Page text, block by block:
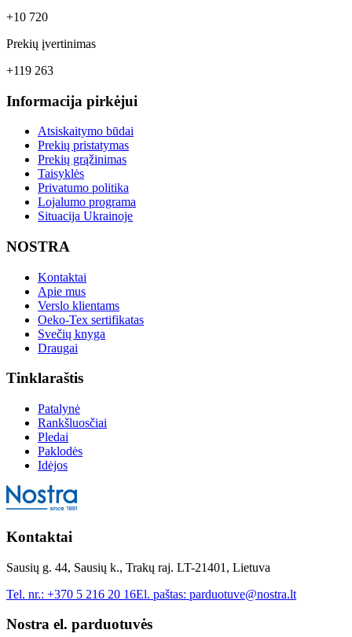
+10 720
Prekių įvertinimas
+119 263
Informacija pirkėjui
Atsiskaitymo būdai
Prekių pristatymas
Prekių grąžinimas
Taisyklės
Privatumo politika
Lojalumo programa
Situacija Ukrainoje
NOSTRA
Kontaktai
Apie mus
Verslo klientams
Oeko-Tex sertifikatas
Svečių knyga
Draugai
Tinklaraštis
Patalynė
Rankšluosčiai
Pledai
Paklodės
Idėjos
Kontaktai
Sausių g. 44, Sausių k., Trakų raj. LT-21401, Lietuva
Tel. nr.: +370 5 216 20 16El. paštas: parduotuve@nostra.lt
Nostra el. parduotuvės